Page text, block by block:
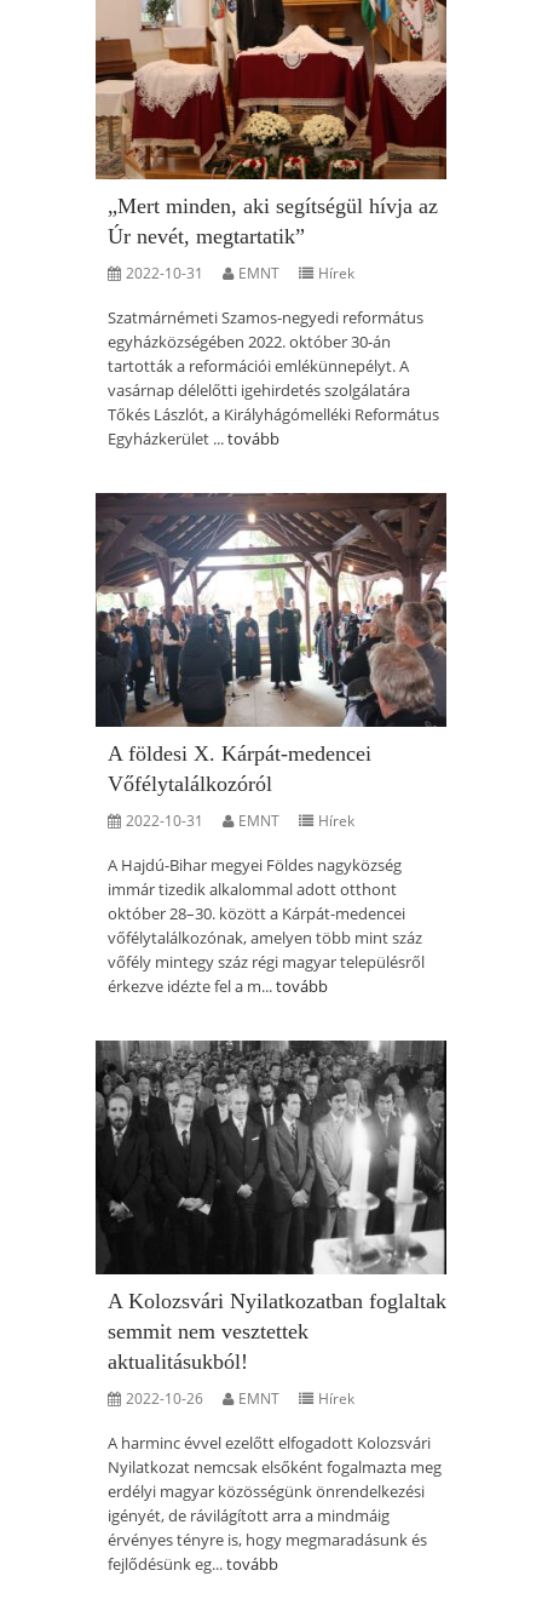
„Mert minden, aki segítségül hívja az
Úr nevét, megtartatik”
2022-10-31 EMNT Hírek
Szatmárnémeti Szamos-negyedi református
egyházközségében 2022. október 30-án
tartották a reformációi emlékünnepélyt. A
vasárnap délelőtti igehirdetés szolgálatára
Tőkés Lászlót, a Királyhágómelléki Református
Egyházkerület ...tovább
A földesi X. Kárpát-medencei
Vőfélytalálkozóról
2022-10-31 EMNT Hírek
A Hajdú-Bihar megyei Földes nagyközség
immár tizedik alkalommal adott otthont
október 28–30. között a Kárpát-medencei
vőfélytalálkozónak, amelyen több mint száz
vőfély mintegy száz régi magyar településről
érkezve idézte fel a m...tovább
A Kolozsvári Nyilatkozatban foglaltak
semmit nem vesztettek
aktualitásukból!
2022-10-26 EMNT Hírek
A harminc évvel ezelőtt elfogadott Kolozsvári
Nyilatkozat nemcsak elsőként fogalmazta meg
erdélyi magyar közösségünk önrendelkezési
igényét, de rávilágított arra a mindmáig
érvényes tényre is, hogy megmaradásunk és
fejlődésünk eg...tovább